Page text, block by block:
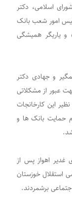
اسلامی، دکتر
امور شعب بانک
و یاریگر همیشگی
و جهادی دکتر
عبور از مشکلاتی
این کارخانجات
حمایت بانک ها و
غدیر اهواز پس از
استقلال خوزستان
برشمردند.